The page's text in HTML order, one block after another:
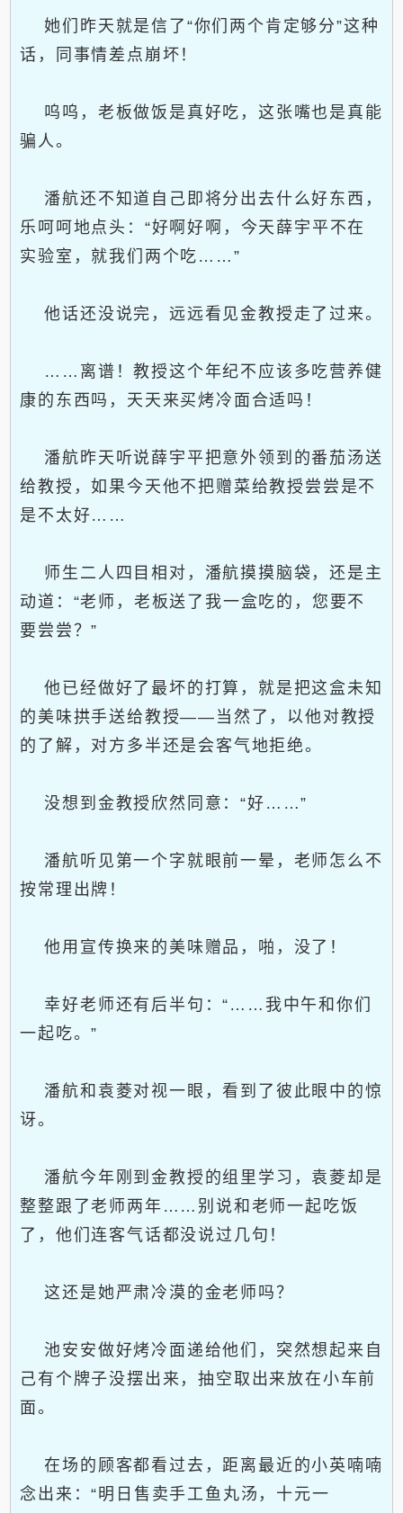
她们昨天就是信了“你们两个肯定够分”这种
话，同事情差点崩坏！
呜呜，老板做饭是真好吃，这张嘴也是真能
骗人。
潘航还不知道自己即将分出去什么好东西，
乐呵呵地点头：“好啊好啊，今天薛宇平不在
实验室，就我们两个吃……”
他话还没说完，远远看见金教授走了过来。
……离谱！教授这个年纪不应该多吃营养健
康的东西吗，天天来买烤冷面合适吗！
潘航昨天听说薛宇平把意外领到的番茄汤送
给教授，如果今天他不把赠菜给教授尝尝是不
是不太好……
师生二人四目相对，潘航摸摸脑袋，还是主
动道：“老师，老板送了我一盒吃的，您要不
要尝尝？”
他已经做好了最坏的打算，就是把这盒未知
的美味拱手送给教授——当然了，以他对教授
的了解，对方多半还是会客气地拒绝。
没想到金教授欣然同意：“好……”
潘航听见第一个字就眼前一晕，老师怎么不
按常理出牌！
他用宣传换来的美味赠品，啪，没了！
幸好老师还有后半句：“……我中午和你们
一起吃。”
潘航和袁菱对视一眼，看到了彼此眼中的惊
讶。
潘航今年刚到金教授的组里学习，袁菱却是
整整跟了老师两年……别说和老师一起吃饭
了，他们连客气话都没说过几句！
这还是她严肃冷漠的金老师吗？
池安安做好烤冷面递给他们，突然想起来自
己有个牌子没摆出来，抽空取出来放在小车前
面。
在场的顾客都看过去，距离最近的小英喃喃
念出来：“明日售卖手工鱼丸汤，十元一